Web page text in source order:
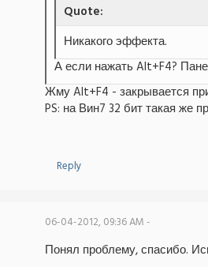
Quote:
Никакого эффекта.
А если нажать Alt+F4?
Жму Alt+F4 - закрывается
PS: на Вин7 32 бит такая же
Reply
06-04-2012, 09:36 AM -
Понял проблему, спасибо.